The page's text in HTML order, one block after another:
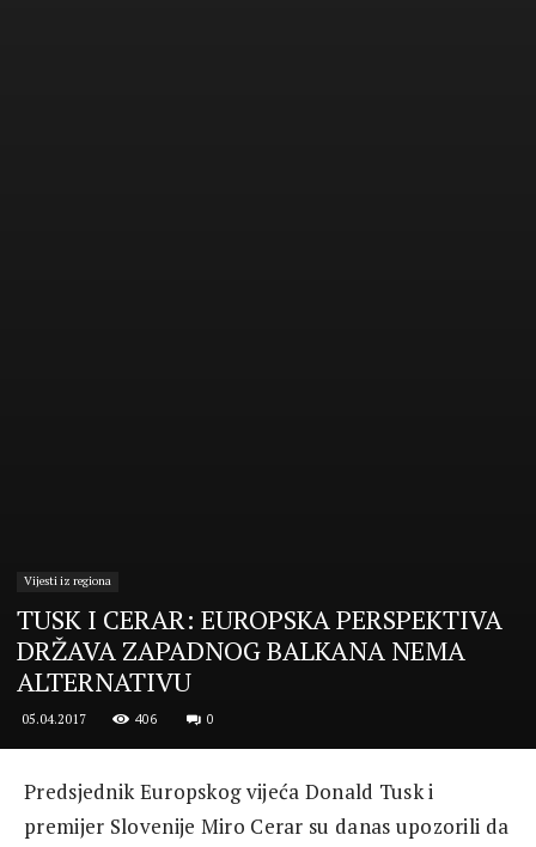
Vijesti iz regiona
TUSK I CERAR: EUROPSKA PERSPEKTIVA
DRŽAVA ZAPADNOG BALKANA NEMA
ALTERNATIVU
05.04.2017 406 0
Predsjednik Europskog vijeća Donald Tusk i
premijer Slovenije Miro Cerar su danas upozorili da